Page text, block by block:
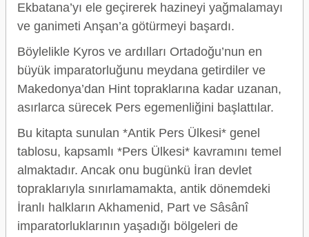
Ekbatana’yı ele geçirerek hazineyi yağmalamayı
ve ganimeti Anşan’a götürmeyi başardı.
Böylelikle Kyros ve ardılları Ortadoğu’nun en
büyük imparatorluğunu meydana getirdiler ve
Makedonya’dan Hint topraklarına kadar uzanan,
asırlarca sürecek Pers egemenliğini başlattılar.
Bu kitapta sunulan *Antik Pers Ülkesi* genel
tablosu, kapsamlı *Pers Ülkesi* kavramını temel
almaktadır. Ancak onu bugünkü İran devlet
topraklarıyla sınırlamamakta, antik dönemdeki
İranlı halkların Akhamenid, Part ve Sâsânî
imparatorluklarının yaşadığı bölgeleri de